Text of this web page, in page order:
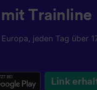
mit Trainline
jeden Tag über
Link